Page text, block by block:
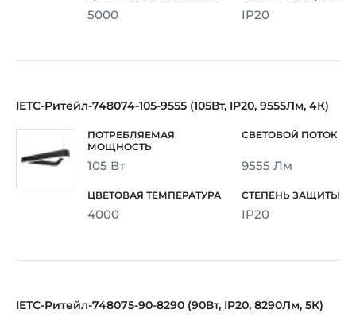
5000 IP20
IETC-Ритейл-748074-105-9555 (105Вт, IP20, 9555Лм, 4К)
105 Вт 9555 Лм
4000 IP20
IETC-Ритейл-748075-90-8290 (90Вт, IP20, 8290Лм, 5К)